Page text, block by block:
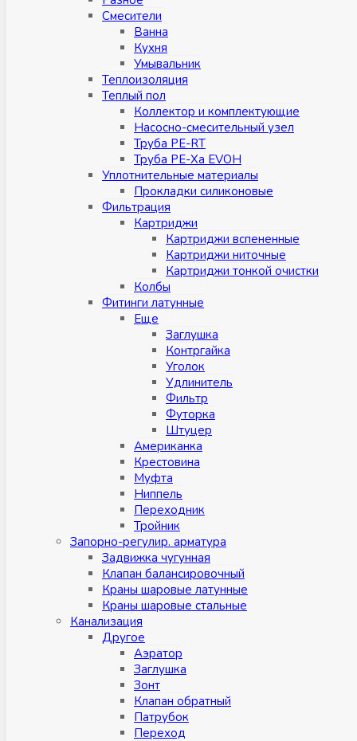
Смесители
Ванна
Кухня
Умывальник
Теплоизоляция
Теплый пол
Коллектор и комплектующие
Насосно-смесительный узел
Труба PE-RT
Труба PE-Xa EVOH
Уплотнительные материалы
Прокладки силиконовые
Фильтрация
Картриджи
Картриджи вспененные
Картриджи ниточные
Картриджи тонкой очистки
Колбы
Фитинги латунные
Eщe
Заглушка
Контргайка
Уголок
Удлинитель
Фильтр
Футорка
Штуцер
Американка
Крестовина
Муфта
Ниппель
Переходник
Тройник
Запорно-регулир. арматура
Задвижка чугунная
Клапан балансировочный
Краны шаровые латунные
Краны шаровые стальные
Канализация
Другое
Аэратор
Заглушкa
Зонт
Клапан обратный
Патрубок
Переход